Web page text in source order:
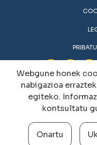
Cookien konfigurazioa aldatu
Webgune honek
nabigazioa
egiteko.
kontsultatu
Onartu